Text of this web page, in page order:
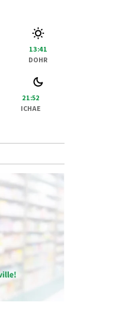
13:41
DOHR
21:52
ICHAE